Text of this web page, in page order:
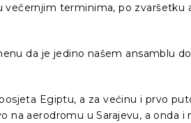
terminima, po zvaršetku
da je jedino našem ansamblu
Egiptu, a za većinu i prvo
aerodromu u Sarajevu, a onda i